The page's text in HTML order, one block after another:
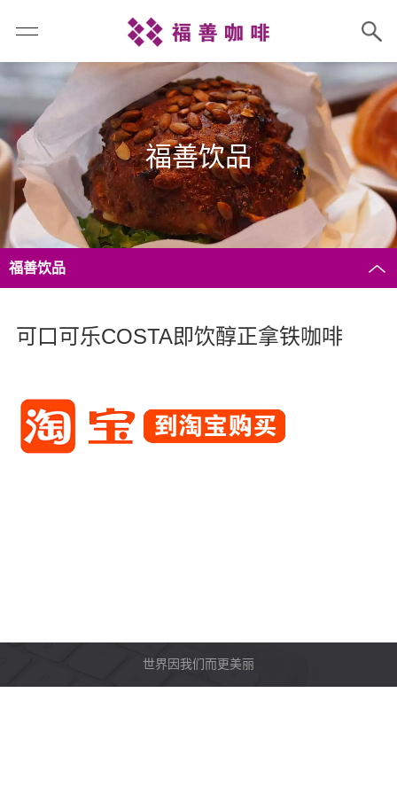
福善饮品
福善饮品
可口可乐COSTA即饮醇正拿铁咖啡
世界因我们而更美丽